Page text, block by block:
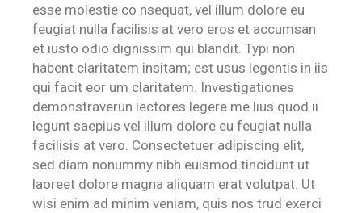
esse molestie co nsequat, vel illum dolore eu
feugiat nulla facilisis at vero eros et accumsan
et iusto odio dignissim qui blandit. Typi non
habent claritatem insitam; est usus legentis in iis
qui facit eor um claritatem. Investigationes
demonstraverun lectores legere me lius quod ii
legunt saepius vel illum dolore eu feugiat nulla
facilisis at vero. Consectetuer adipiscing elit,
sed diam nonummy nibh euismod tincidunt ut
laoreet dolore magna aliquam erat volutpat. Ut
wisi enim ad minim veniam, quis nos trud exerci